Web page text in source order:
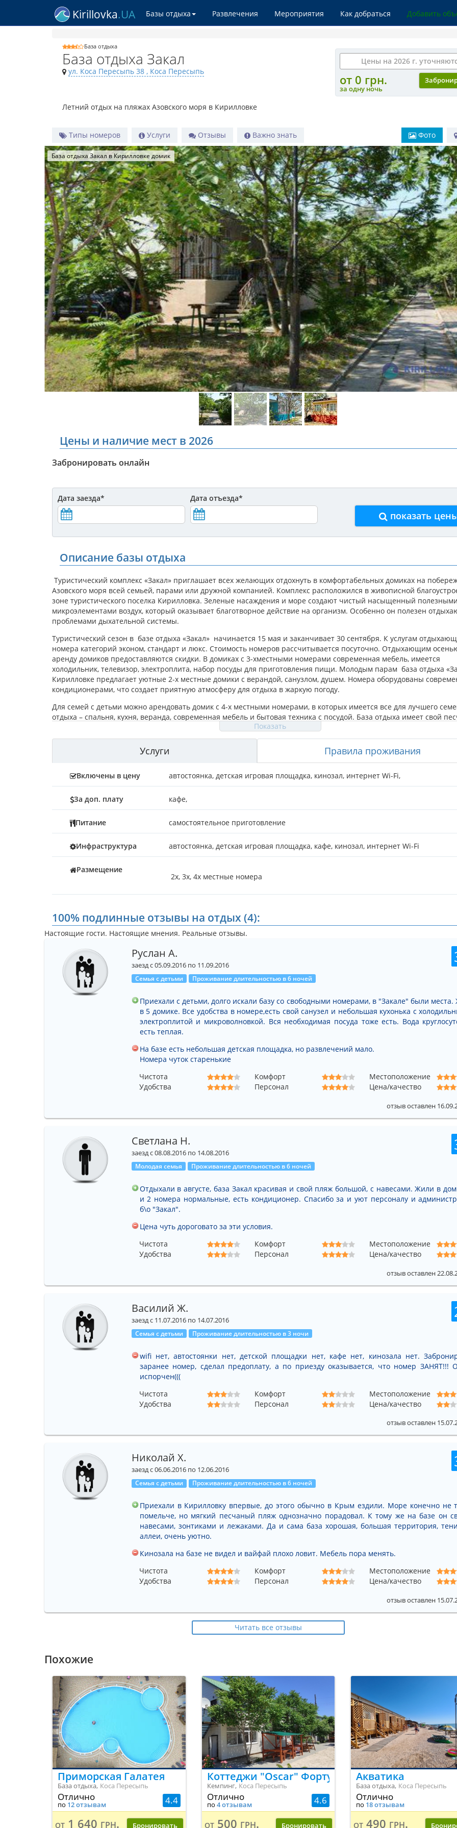
Kirillovka.UA Базы отдыха Развлечения Мероприятия Как добраться Добавить
База отдыха
База отдыха Закал
ул. Коса Пересыпь 38 , Коса Пересыпь
Цены на 2026 г.
от 0 грн.
за одну ночь
Летний отдых на пляжах Азовского моря в Кирилловке
Типы номеров Услуги Отзывы Важно знать Фото
База отдыха Закал в Кирилловке номер
Цены и наличие мест в 2026
Забронировать онлайн
Дата заезда* Дата отъезда*
показать
Описание базы отдыха
Туристический комплекс «Закал» приглашает всех желающих отдохнуть в комфортабельных домиках на
Азовского моря всей семьей, парами или дружной компанией. Комплекс расположился в живописной
зоне туристического поселка Кирилловка. Зеленые насаждения и море создают чистый насыщенный полезными
микроэлементами воздух, который оказывает благотворное действие на организм. Особенно он полезен
проблемами дыхательной системы.
Туристический сезон в базе отдыха «Закал» начинается 15 мая и заканчивает 30 сентября. К услугам
номера категорий эконом, стандарт и люкс. Стоимость номеров рассчитывается посуточно. Отдыхающим
аренду домиков предоставляются скидки. В домиках с 3-хместными номерами современная мебель, имеется
холодильник, телевизор, электроплита, набор посуды для приготовления пищи. Молодым парам база отдыха
Кирилловке предлагает уютные 2-х местные домики с верандой, санузлом, душем. Номера оборудованы
кондиционерами, что создает приятную атмосферу для отдыха в жаркую погоду.
Для семей с детьми можно арендовать домик с 4-х местными номерами, в которых имеется все для лучшего
отдыха – спальня, кухня, веранда, современная мебель и бытовая техника с посудой. База отдыха имеет свой
пляж, оборудованный теневыми навесами для тех, кто не желает долго находиться на солнце. К услугам
очищенная питьевая вода круглосуточно, а для тех, кто не может обойтись без интернета, на территории базы
имеется Wi-Fi. Заказывать аренду номеров лучше заблаговременно.
Показать
Услуги Правила проживания
Включены в цену автостоянка, детская игровая площадка, кинозал, интернет Wi-Fi,
За доп. плату кафе,
Питание самостоятельное приготовление
Инфраструктура автостоянка, детская игровая площадка, кафе, кинозал, интернет Wi-Fi
Размещение
2х, 3х, 4х местные номера
100% подлинные отзывы на отдых (4):
Настоящие гости. Настоящие мнения. Реальные отзывы.
Руслан А.
заезд с 05.09.2016 по 11.09.2016
Семья с детьми Проживание длительностью в 6 ночей
Приехали с детьми, долго искали базу со свободными номерами, в "Закале" были
в 5 домике. Все удобства в номере,есть свой санузел и небольшая кухонька с
электроплитой и микроволновкой. Вся необходимая посуда тоже есть. Вода
есть теплая.
На базе есть небольшая детская площадка, но развлечений мало.
Номера чуток старенькие
Чистота
Комфорт
Местоположение
Удобства
Персонал Цена/качество
отзыв оставлен
Светлана Н.
заезд с 08.08.2016 по 14.08.2016
Молодая семья Проживание длительностью в 6 ночей
Отдыхали в августе, база Закал красивая и свой пляж большой, с навесами. Жили в
и 2 номера нормальные, есть кондиционер. Спасибо за и уют персоналу и
б\о "Закал".
Цена чуть дороговато за эти условия.
Чистота
Комфорт
Местоположение
Удобства
Персонал Цена/качество
отзыв оставлен
Василий Ж.
заезд с 11.07.2016 по 14.07.2016
Семья с детьми Проживание длительностью в 3 ночи
wifi нет, автостоянки нет, детской площадки нет, кафе нет, кинозала нет.
заранее номер, сделал предоплату, а по приезду оказывается, что номер ЗАНЯТ!!!
испорчен(((
Чистота
Комфорт
Местоположение
Удобства
Персонал Цена/качество
отзыв оставлен
Николай Х.
заезд с 06.06.2016 по 12.06.2016
Семья с детьми Проживание длительностью в 6 ночей
Приехали в Кирилловку впервые, до этого обычно в Крым ездили. Море конечно не
помельче, но мягкий песчаный пляж однозначно порадовал. К тому же на базе он
навесами, зонтиками и лежаками. Да и сама база хорошая, большая территория,
аллеи, очень уютно.
Кинозала на базе не видел и вайфай плохо ловит. Мебель пора менять.
Чистота
Комфорт
Местоположение
Удобства
Персонал Цена/качество
отзыв оставлен
Читать все отзывы
Похожие
Приморская Галатея
База отдыха, Коса Пересыпь
4.4
Отлично
по 12 отзывам
от 1 640 грн. Бронировать
Коттеджи "Oscar" Фортуна.
Кемпинг, Коса Пересыпь
4.6
Отлично
по 4 отзывам
от500 грн. Бронировать
Акватика
База отдыха, Коса Пересыпь
Отлично
по 18 отзывам
от 490 грн.